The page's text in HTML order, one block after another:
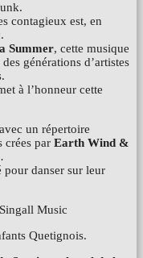
contagieux est, en
Summer, cette musique
générations d’artistes
à l’honneur cette
un répertoire
crées par Earth Wind &
pour danser sur leur
Music
Quetignois.